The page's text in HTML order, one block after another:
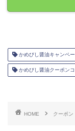
かめびし醤油キャンペ
かめびし醤油クーポン
HOME クーポン